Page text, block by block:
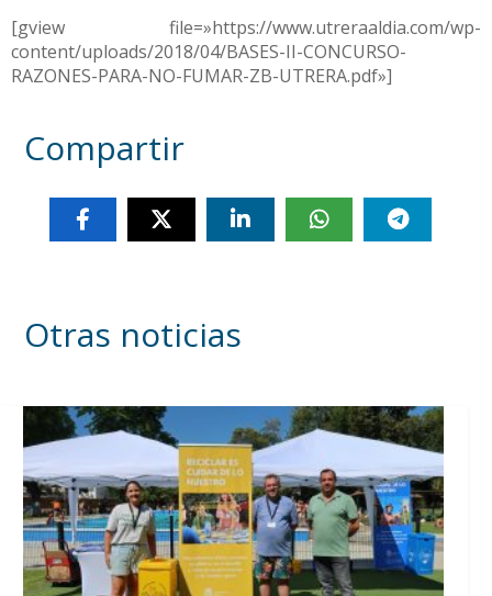
[gview file=»https://www.utreraaldia.com/wp-
content/uploads/2018/04/BASES-II-CONCURSO-
RAZONES-PARA-NO-FUMAR-ZB-UTRERA.pdf»]
Compartir
Otras noticias